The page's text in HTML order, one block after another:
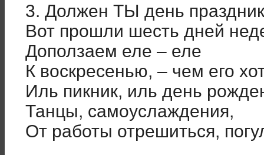
3. Должен ТЫ день
Вот прошли шесть дней
Доползаем еле – еле
К воскресенью, – чем его
Иль пикник, иль день
Танцы, самоуслаждения,
От работы отрешиться,